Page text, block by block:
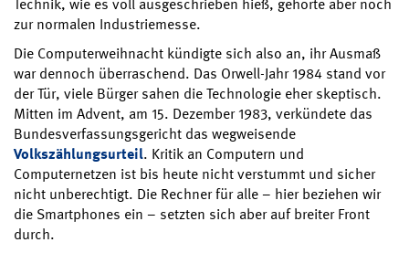
Technik, wie es voll ausgeschrieben hieß, gehörte aber noch
zur normalen Industriemesse.
Die Computerweihnacht kündigte sich also an, ihr Ausmaß
war dennoch überraschend. Das Orwell-Jahr 1984 stand vor
der Tür, viele Bürger sahen die Technologie eher skeptisch.
Mitten im Advent, am 15. Dezember 1983, verkündete das
Bundesverfassungsgericht das wegweisende
Volkszählungsurteil. Kritik an Computern und
Computernetzen ist bis heute nicht verstummt und sicher
nicht unberechtigt. Die Rechner für alle – hier beziehen wir
die Smartphones ein – setzten sich aber auf breiter Front
durch.